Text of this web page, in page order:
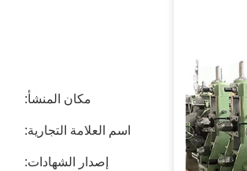
مكان المنشأ:
اسم العلامة التجارية:
إصدار الشهادات: